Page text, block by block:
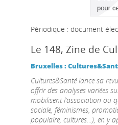
Périodique : document
Le 148, Zine de
Bruxelles :
Cultures&Santé lance sa
offrir des analyses variées
mobilisent l’association ou
sociale, féminismes,
populaire, cultures…), en y